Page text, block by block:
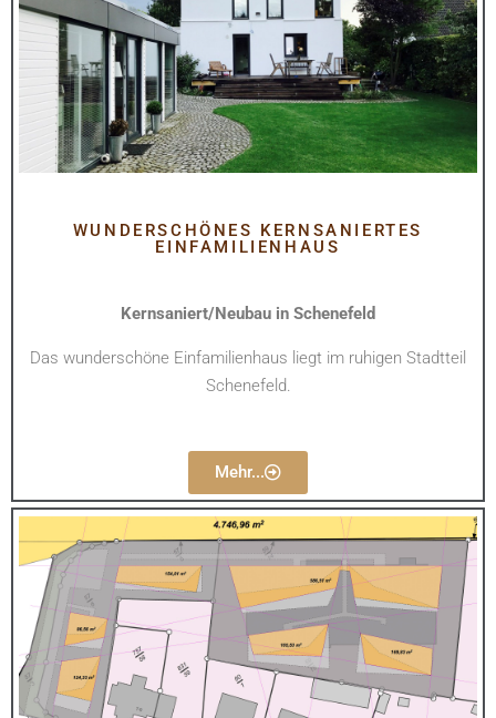
WUNDERSCHÖNES KERNSANIERTES
EINFAMILIENHAUS
Kernsaniert/Neubau in Schenefeld
Das wunderschöne Einfamilienhaus liegt im ruhigen Stadtteil
Schenefeld.
Mehr...